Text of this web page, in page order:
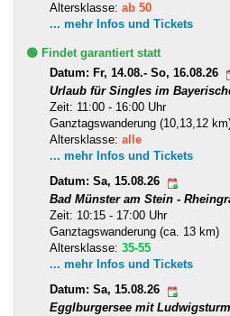
Altersklasse: ab 50
... mehr Infos und Tickets
🟢 Findet garantiert statt
Datum: Fr, 14.08.- So, 16.08.26
Urlaub für Singles im
Zeit: 11:00 - 16:00 Uhr
Ganztagswanderung (10,13,12
Altersklasse: alle
... mehr Infos und Tickets
Datum: Sa, 15.08.26
Bad Münster am Stein -
Zeit: 10:15 - 17:00 Uhr
Ganztagswanderung (ca. 13 km)
Altersklasse: 35-55
... mehr Infos und Tickets
Datum: Sa, 15.08.26
Egglburgersee mit Ludwigsturm